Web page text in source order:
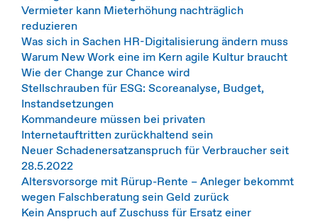
Vermieter kann Mieterhöhung nachträglich
reduzieren
Was sich in Sachen HR-Digitalisierung ändern muss
Warum New Work eine im Kern agile Kultur braucht
Wie der Change zur Chance wird
Stellschrauben für ESG: Scoreanalyse, Budget,
Instandsetzungen
Kommandeure müssen bei privaten
Internetauftritten zurückhaltend sein
Neuer Schadenersatzanspruch für Verbraucher seit
28.5.2022
Altersvorsorge mit Rürup-Rente – Anleger bekommt
wegen Falschberatung sein Geld zurück
Kein Anspruch auf Zuschuss für Ersatz einer